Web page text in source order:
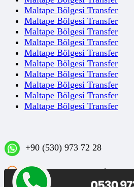
Maltape Bölgesi Transfer
Maltape Bölgesi Transfer
Maltape Bölgesi Transfer
Maltape Bölgesi Transfer
Maltape Bölgesi Transfer
Maltape Bölgesi Transfer
Maltape Bölgesi Transfer
Maltape Bölgesi Transfer
Maltape Bölgesi Transfer
Maltape Bölgesi Transfer
+90 (530) 973 72 28
Sakızağacı Mahallesi